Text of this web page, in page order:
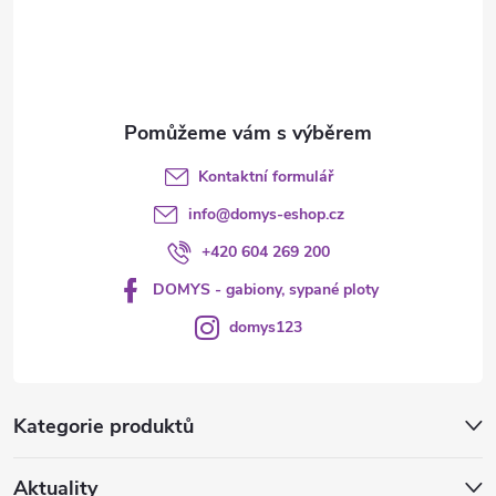
Kategorie produktů
Aktuality
Kontaktní formulář
info@domys-eshop.cz
+420 604 269 200
DOMYS - gabiony, sypané ploty
domys123